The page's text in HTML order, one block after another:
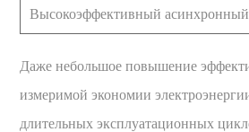
Высокоэффективный асинхронный
Даже небольшое повышение
измеримой экономии
длительных эксплуатационных